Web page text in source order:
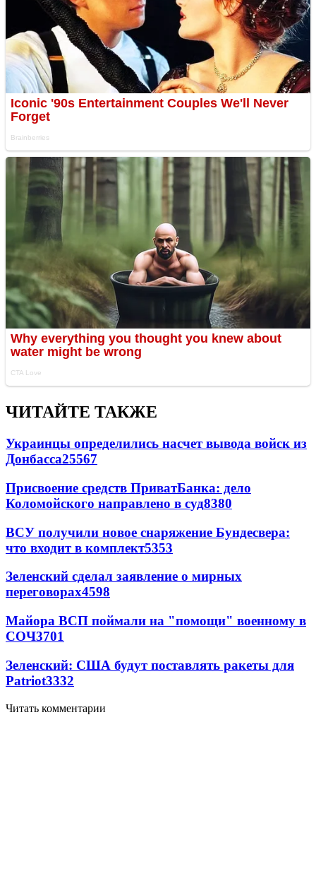
ЧИТАЙТЕ ТАКЖЕ
Украинцы определились насчет вывода войск из
Донбасса25567
Присвоение средств ПриватБанка: дело
Коломойского направлено в суд8380
ВСУ получили новое снаряжение Бундесвера:
что входит в комплект5353
Зеленский сделал заявление о мирных
переговорах4598
Майора ВСП поймали на "помощи" военному в
СОЧ3701
Зеленский: США будут поставлять ракеты для
Patriot3332
Читать комментарии